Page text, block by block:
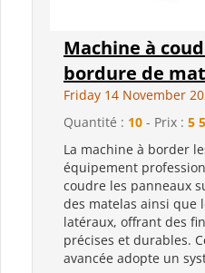
Machine à
bordure de
Friday 14 November
Quantité : 10 - Prix : 5
La machine à border
équipement
coudre les panneaux
des matelas ainsi que
latéraux, offrant des
précises et durables.
avancée adopte un